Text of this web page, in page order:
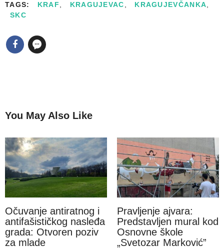
TAGS: KRAF KRAGUJEVAC KRAGUJEVČANKA
SKC
You May Also Like
Očuvanje antiratnog i
antifašističkog nasleđa
grada: Otvoren poziv
za mlade
Pravljenje ajvara:
Predstavljen mural kod
Osnovne škole
„Svetozar Marković”